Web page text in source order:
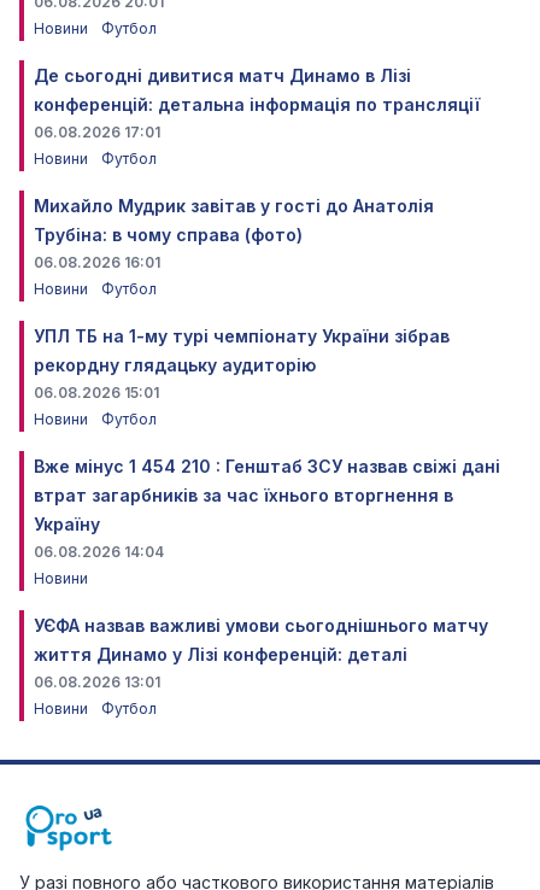
Новини
Футбол
Де сьогодні дивитися матч Динамо в Лізі
конференцій: детальна інформація по трансляції
06.08.2026 17:01
Новини
Футбол
Михайло Мудрик завітав у гості до Анатолія
Трубіна: в чому справа (фото)
06.08.2026 16:01
Новини
Футбол
УПЛ ТБ на 1-му турі чемпіонату України зібрав
рекордну глядацьку аудиторію
06.08.2026 15:01
Новини
Футбол
Вже мінус 1 454 210 : Генштаб ЗСУ назвав свіжі дані
втрат загарбників за час їхнього вторгнення в
Україну
06.08.2026 14:04
Новини
УЄФА назвав важливі умови сьогоднішнього матчу
життя Динамо у Лізі конференцій: деталі
06.08.2026 13:01
Новини
Футбол
У разі повного або часткового використання матеріалів